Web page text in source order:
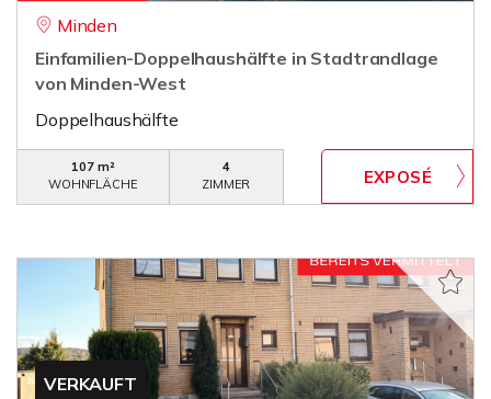
Minden
Einfamilien-Doppelhaushälfte in Stadtrandlage
von Minden-West
Doppelhaushälfte
107 m²
WOHNFLÄCHE
4
ZIMMER
VERKAUFT